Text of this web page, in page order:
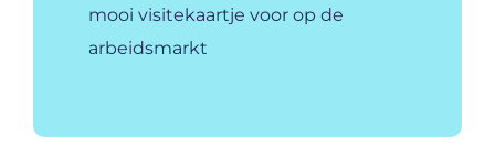
mooi visitekaartje voor op de
arbeidsmarkt